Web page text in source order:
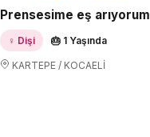
Prensesime eş arıyorum
♀ Dişi 🎂 1 Yaşında
KARTEPE / KOCAELİ